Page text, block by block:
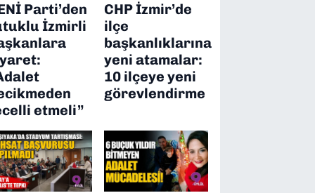
Parti’den
İzmirli
etmeli”
CHP İzmir’de
ilçe
başkanlıklarına
yeni atamalar:
10 ilçeye yeni
görevlendirme